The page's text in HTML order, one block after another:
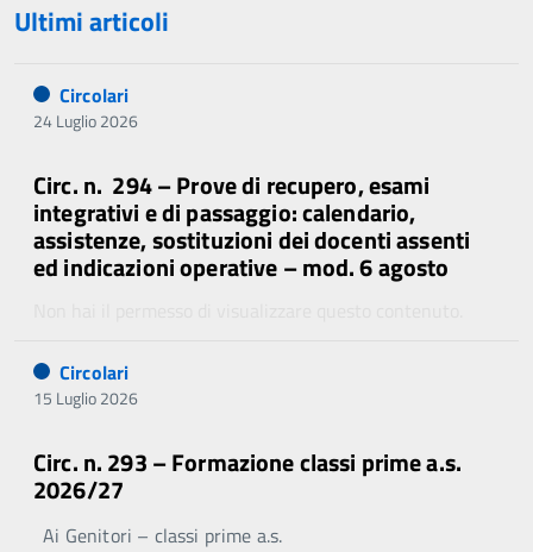
Ultimi articoli
Circolari
24 Luglio 2026
Circ. n. 294 – Prove di recupero, esami
integrativi e di passaggio: calendario,
assistenze, sostituzioni dei docenti assenti
ed indicazioni operative – mod. 6 agosto
Circolari
15 Luglio 2026
Circ. n. 293 – Formazione classi prime a.s.
2026/27
Ai Genitori – classi prime a.s.